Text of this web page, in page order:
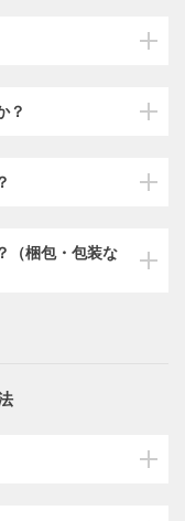
？
（梱包・包装な